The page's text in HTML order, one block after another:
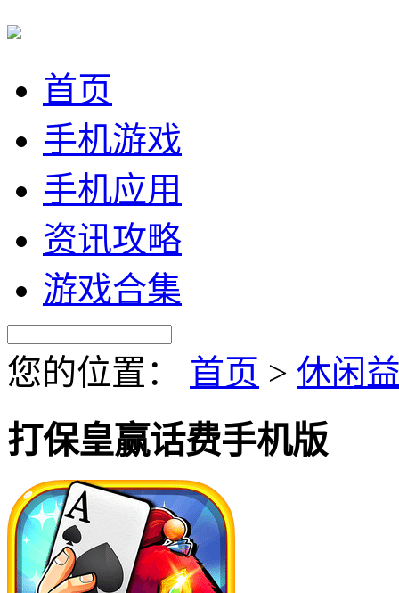
首页
手机游戏
手机应用
资讯攻略
游戏合集
您的位置： 首页 > 休闲
打保皇赢话费手机版